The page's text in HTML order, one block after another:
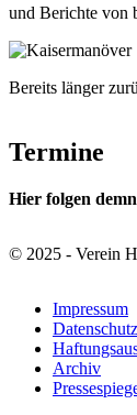
und Berichte von
Bereits länger
Termine
Hier folgen
© 2025 - Verein
Impressum
Archiv